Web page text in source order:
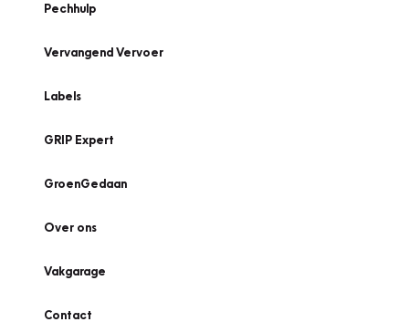
Pechhulp
Vervangend Vervoer
Labels
GRIP Expert
GroenGedaan
Over ons
Vakgarage
Contact